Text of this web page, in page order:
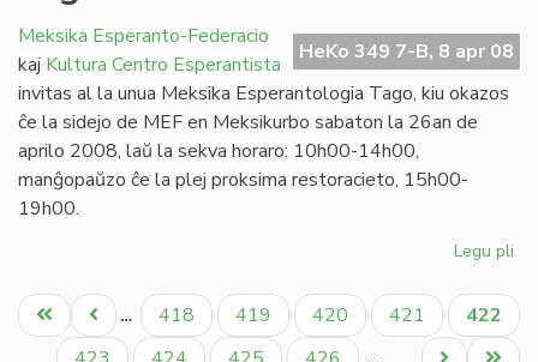
HeKo 349 7-B, 8 apr 08
Meksika Esperanto-Federacio
kaj Kultura Centro Esperantista
invitas al la unua Meksika Esperantologia Tago, kiu okazos
ĉe la sidejo de MEF en Meksikurbo sabaton la 26an de
aprilo 2008, laŭ la sekva horaro: 10h00-14h00,
manĝopaŭzo ĉe la plej proksima restoracieto, 15h00-
19h00.
Legu pli
Pagination
Unua
paĝo
Antaŭa
paĝo
… Paĝo
418 Paĝo
419 Paĝo
420 Paĝo
421
Aktuala
paĝo
422